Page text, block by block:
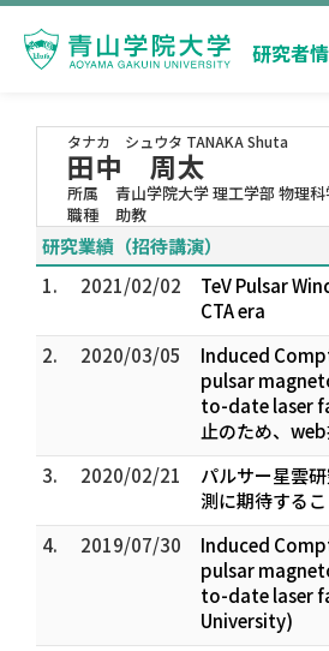
研究者
タナカ シュウタ TANAKA Shuta
田中 周太
所属
青山学院大学 理工学部 物理
職種
助教
研究業績（招待講演）
1.
2021/02/02
TeV Pulsar
CTA era
2.
2020/03/05
Induced
pulsar
to-date laser
止のため、
3.
2020/02/21
パルサー星雲
測に期待するこ
4.
2019/07/30
Induced
pulsar
to-date laser
University)